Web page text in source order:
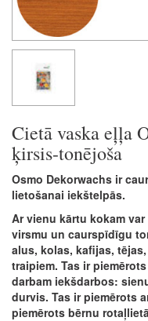
Cietā vaska eļļa
ķirsis-tonējoša
Osmo Dekorwachs ir
lietošanai iekštelpās.
Ar vienu kārtu kokam
virsmu un caurspīdīgu
alus, kolas, kafijas,
traipiem. Tas ir
darbam iekšdarbos:
durvis. Tas ir piemērots
piemērots bērnu